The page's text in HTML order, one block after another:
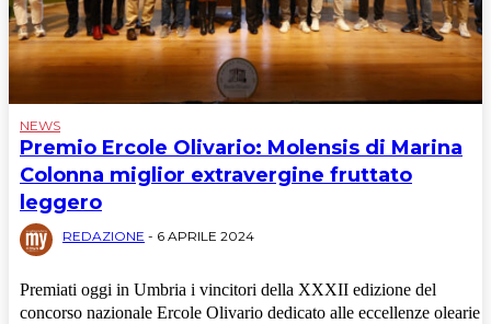
NEWS
Premio Ercole Olivario: Molensis di Marina
Colonna miglior extravergine fruttato
leggero
REDAZIONE - 6 APRILE 2024
Premiati oggi in Umbria i vincitori della XXXII edizione del
concorso nazionale Ercole Olivario dedicato alle eccellenze olearie